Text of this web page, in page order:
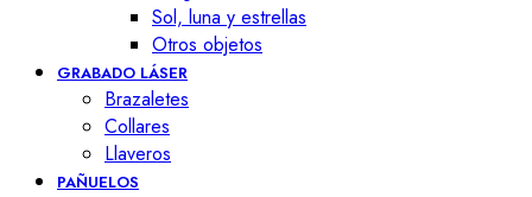
Sol, luna y estrellas
Otros objetos
GRABADO LÁSER
Brazaletes
Collares
Llaveros
PAÑUELOS